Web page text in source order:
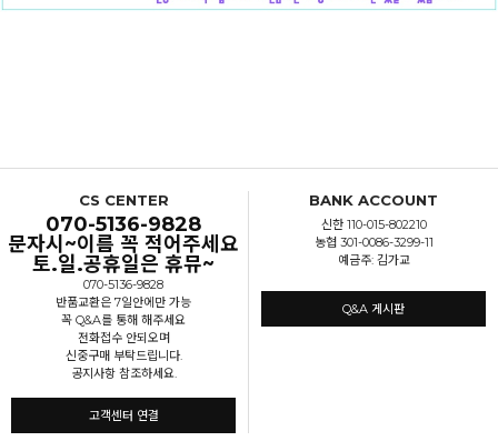
CS CENTER
070-5136-9828
문자시~이름 꼭 적어주세요
토.일.공휴일은 휴뮤~
070-5136-9828
반품교환은 7일안에만 가능
꼭 Q&A를 통해 해주세요
전화접수 안되오며
신중구매 부탁드립니다.
공지사항 참조하세요.
고객센터 연결
BANK ACCOUNT
신한 110-015-802210
농협 301-0086-3299-11
예금주: 김가교
Q&A 게시판